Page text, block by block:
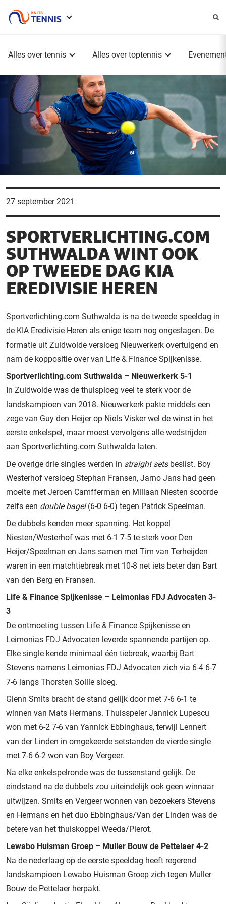
Alles over tennis Alles over toptennis
27 september 2021
SPORTVERLICHTING.COM
SUTHWALDA WINT OOK
OP TWEEDE DAG KIA
EREDIVISIE HEREN
Sportverlichting.com Suthwalda is na de tweede speeldag in
de KIA Eredivisie Heren als enige team nog ongeslagen. De
formatie uit Zuidwolde versloeg Nieuwerkerk overtuigend en
nam de koppositie over van Life & Finance Spijkenisse.
Sportverlichting.com Suthwalda – Nieuwerkerk 5-1
In Zuidwolde was de thuisploeg veel te sterk voor de
landskampioen van 2018. Nieuwerkerk pakte middels een
zege van Guy den Heijer op Niels Visker wel de winst in het
eerste enkelspel, maar moest vervolgens alle wedstrijden
aan Sportverlichting.com Suthwalda laten.
De overige drie singles werden in straight setsbeslist. Boy
Westerhof versloeg Stephan Fransen, Jarno Jans had geen
moeite met Jeroen Camfferman en Miliaan Niesten scoorde
zelfs een double bagel(6-0 6-0) tegen Patrick Speelman.
De dubbels kenden meer spanning. Het koppel
Niesten/Westerhof was met 6-1 7-5 te sterk voor Den
Heijer/Speelman en Jans samen met Tim van Terheijden
waren in een matchtiebreak met 10-8 net iets beter dan Bart
van den Berg en Fransen.
Life & Finance Spijkenisse – Leimonias FDJ Advocaten 3-
3
De ontmoeting tussen Life & Finance Spijkenisse en
Leimonias FDJ Advocaten leverde spannende partijen op.
Elke single kende minimaal één tiebreak, waarbij Bart
Stevens namens Leimonias FDJ Advocaten zich via 6-4 6-7
7-6 langs Thorsten Sollie sloeg.
Glenn Smits bracht de stand gelijk door met 7-6 6-1 te
winnen van Mats Hermans. Thuisspeler Jannick Lupescu
won met 6-2 7-6 van Yannick Ebbinghaus, terwijl Lennert
van der Linden in omgekeerde setstanden de vierde single
met 7-6 6-2 won van Boy Vergeer.
Na elke enkelspelronde was de tussenstand gelijk. De
eindstand na de dubbels zou uiteindelijk ook geen winnaar
uitwijzen. Smits en Vergeer wonnen van bezoekers Stevens
en Hermans en het duo Ebbinghaus/Van der Linden was de
betere van het thuiskoppel Weeda/Pierot.
Lewabo Huisman Groep – Muller Bouw de Pettelaer 4-2
Na de nederlaag op de eerste speeldag heeft regerend
landskampioen Lewabo Huisman Groep zich tegen Muller
Bouw de Pettelaer herpakt.